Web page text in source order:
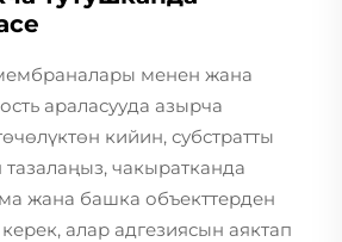
менен жана
араласууда азырча
кийин, субстратты
чакыратканда
жана башка объекттерден
алар адгезиясын аяктап